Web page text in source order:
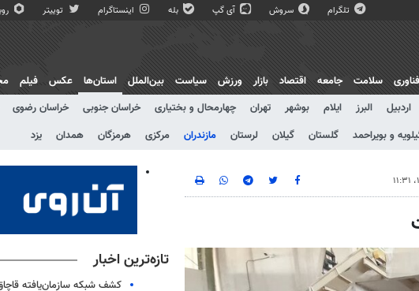
تلگرام سروش آی گپ بله اینستاگرام توییتر
سلامت جامعه اقتصاد بازار ورزش سیاست بین‌الملل
استان‌ها
اردبیل البرز ایلام بوشهر تهران چهارمحال و بختیاری خراسان جنوبی خراسان رضوی
و بویراحمد گلستان گیلان لرستان مازندران مرکزی هرمزگان همدان یزد
عکس فیلم
تازه‌ترین اخبار